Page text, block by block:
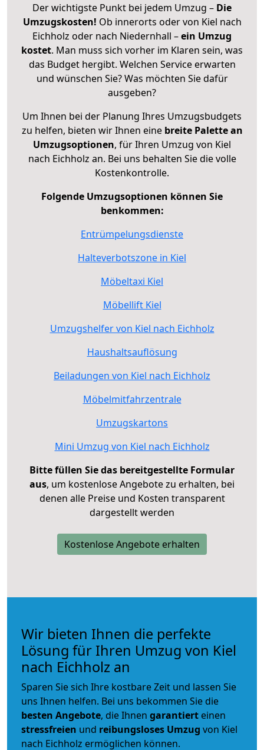
Der wichtigste Punkt bei jedem Umzug – Die
Umzugskosten! Ob innerorts oder von Kiel nach
Eichholz oder nach Niedernhall –ein Umzug
kostet. Man muss sich vorher im Klaren sein, was
das Budget hergibt. Welchen Service erwarten
und wünschen Sie? Was möchten Sie dafür
ausgeben?
Um Ihnen bei der Planung Ihres Umzugsbudgets
zu helfen, bieten wir Ihnen eine breite Palette an
Umzugsoptionen, für Ihren Umzug von Kiel
nach Eichholz an. Bei uns behalten Sie die volle
Kostenkontrolle.
Folgende Umzugsoptionen können Sie
benkommen:
Entrümpelungsdienste
Halteverbotszone in Kiel
Möbeltaxi Kiel
Möbellift Kiel
Umzugshelfer von Kiel nach Eichholz
Haushaltsauflösung
Beiladungen von Kiel nach Eichholz
Möbelmitfahrzentrale
Umzugskartons
Mini Umzug von Kiel nach Eichholz
Bitte füllen Sie das bereitgestellte Formular
aus, um kostenlose Angebote zu erhalten, bei
denen alle Preise und Kosten transparent
dargestellt werden
Kostenlose Angebote erhalten
Wir bieten Ihnen die perfekte
Lösung für Ihren Umzug von Kiel
nach Eichholz an
Sparen Sie sich Ihre kostbare Zeit und lassen Sie
uns Ihnen helfen. Bei uns bekommen Sie die
besten Angebote, die Ihnen garantiert einen
stressfreien und reibungsloses Umzug von Kiel
nach Eichholz ermöglichen können.